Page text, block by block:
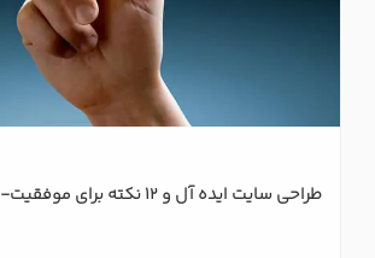
طراحی سایت ایده آل و 12 نکته برای موفقیت-2